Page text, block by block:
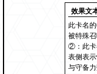
效果文
此卡名
被特殊
②：此卡
表侧表
与守备